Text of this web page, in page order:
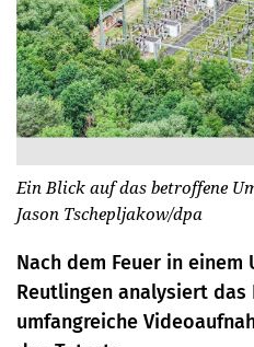
Ein Blick auf das betroffene
Jason Tschepljakow/dpa
Nach dem Feuer in einem
Reutlingen analysiert
umfangreiche